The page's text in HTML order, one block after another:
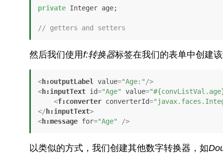
private Integer age;
// getters and setters
然后我们使用f:转换器标签在我们的表单中创建
<h:outputLabel value="Age:" />
<h:inputText id="Age" value=
<f:converter converterId=
</ h:inputText>
<h:message for="Age" />
以类似的方式，我们创建其他数字转换器，如